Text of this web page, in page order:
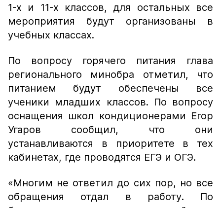
1-х и 11-х классов, для остальных все
мероприятия будут организованы в
учебных классах.
По вопросу горячего питания глава
регионального минобра отметил, что
питанием будут обеспечены все
ученики младших классов. По вопросу
оснащения школ кондиционерами Егор
Угаров сообщил, что они
устанавливаются в приоритете в тех
кабинетах, где проводятся ЕГЭ и ОГЭ.
«Многим не ответил до сих пор, но все
обращения отдал в работу. По